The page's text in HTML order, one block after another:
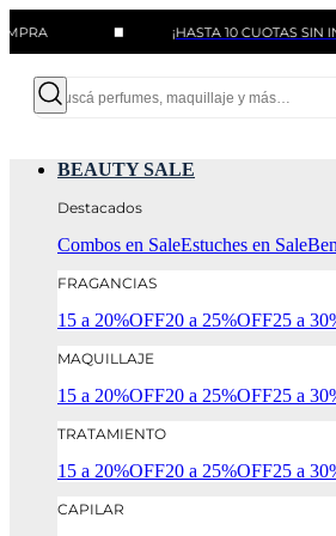
¡HASTA 10 CUOTAS SIN INTERÉS!
BEAUTY SALE
Destacados
Combos en SaleEstuches en Sale
FRAGANCIAS
15 a 20%OFF20 a 25%OFF25 a
MAQUILLAJE
15 a 20%OFF20 a 25%OFF25 a
TRATAMIENTO
15 a 20%OFF20 a 25%OFF25 a
CAPILAR